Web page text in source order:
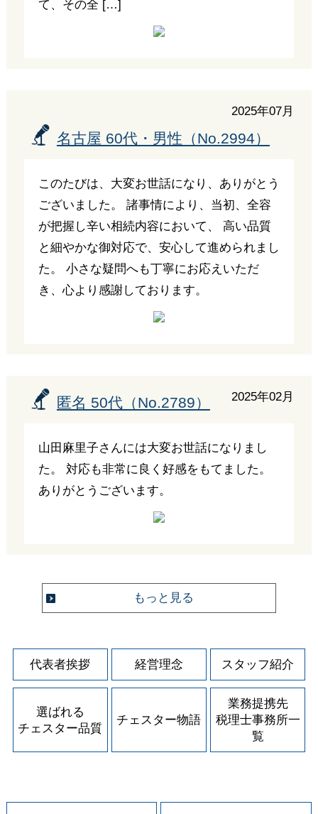
て、その全 […]
2025年07月
名古屋 60代・男性（No.2994）
このたびは、大変お世話になり、ありがとう
ございました。 諸事情により、当初、全容
が把握し辛い相続内容において、 高い品質
と細やかな御対応で、安心して進められまし
た。 小さな疑問へも丁寧にお応えいただ
き、心より感謝しております。
2025年02月
匿名 50代（No.2789）
山田麻里子さんには大変お世話になりまし
た。 対応も非常に良く好感をもてました。
ありがとうございます。
もっと見る
代表者挨拶 経営理念 スタッフ紹介
選ばれる
チェスター品質
チェスター物語
業務提携先
税理士事務所一
覧